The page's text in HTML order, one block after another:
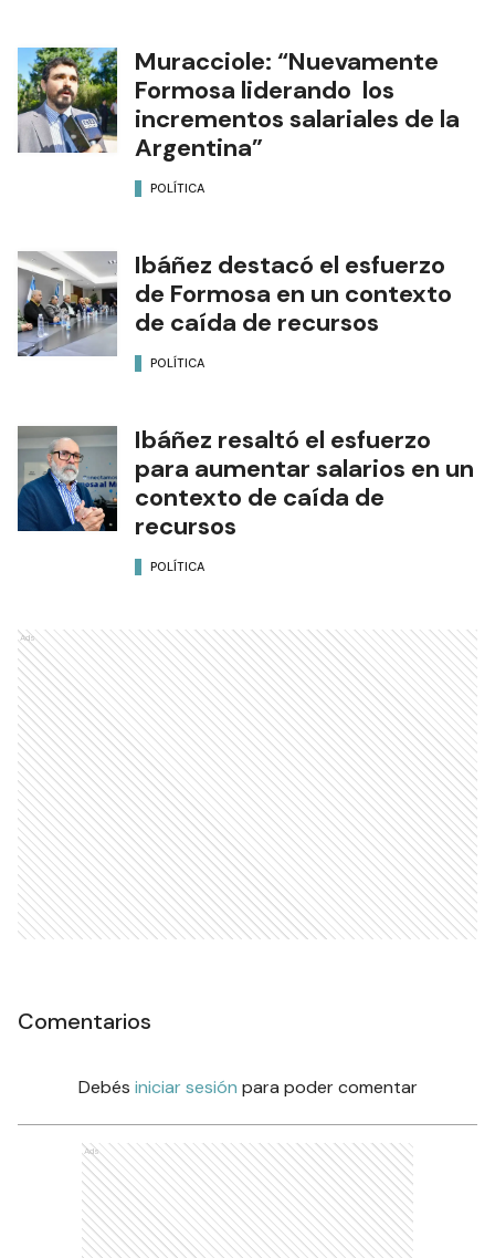
Muracciole: “Nuevamente
Formosa liderando los
incrementos salariales de la
Argentina”
POLÍTICA
Ibáñez destacó el esfuerzo
de Formosa en un contexto
de caída de recursos
POLÍTICA
Ibáñez resaltó el esfuerzo
para aumentar salarios en un
contexto de caída de
recursos
POLÍTICA
Ads
Comentarios
Debés iniciar sesión para poder comentar
Ads